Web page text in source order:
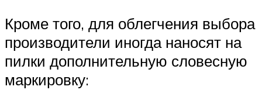
Кроме того, для облегчения выбора
производители иногда наносят на
пилки дополнительную словесную
маркировку: